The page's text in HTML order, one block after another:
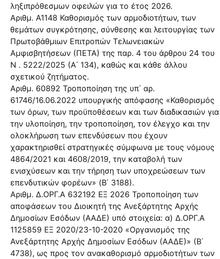
ληξιπρόθεσμων οφειλών για το έτος 2026.
Αριθμ. Α1148 Καθορισμός των αρμοδιοτήτων, των
θεμάτων συγκρότησης, σύνθεσης και λειτουργίας των
Πρωτοβάθμιων Επιτροπών Τελωνειακών
Αμφισβητήσεων (ΠΕΤΑ) της παρ. 4 του άρθρου 24 του
N . 5222/2025 (Α΄ 134), καθώς και κάθε άλλου
σχετικού ζητήματος.
Αριθμ. 60892 Τροποποίηση της υπ΄ αρ.
61746/16.06.2022 υπουργικής απόφασης «Καθορισμός
των όρων, των προϋποθέσεων και των διαδικασιών για
την υλοποίηση, την τροποποίηση, τον έλεγχο και την
ολοκλήρωση των επενδύσεων που έχουν
χαρακτηρισθεί στρατηγικές σύμφωνα με τους νόμους
4864/2021 και 4608/2019, την καταβολή των
ενισχύσεων και την τήρηση των υποχρεώσεων των
επενδυτικών φορέων» (B΄ 3188).
Αριθμ. Δ.ΟΡΓ.Α 632192 ΕΞ 2026 Τροποποίηση των
αποφάσεων του Διοικητή της Ανεξάρτητης Αρχής
Δημοσίων Εσόδων (ΑΑΔΕ) υπό στοιχεία: α) Δ.ΟΡΓ.Α
1125859 ΕΞ 2020/23-10-2020 «Οργανισμός της
Ανεξάρτητης Αρχής Δημοσίων Εσόδων (ΑΑΔΕ)» (Β΄
4738), ως προς τον ανακαθορισμό αρμοδιοτήτων των